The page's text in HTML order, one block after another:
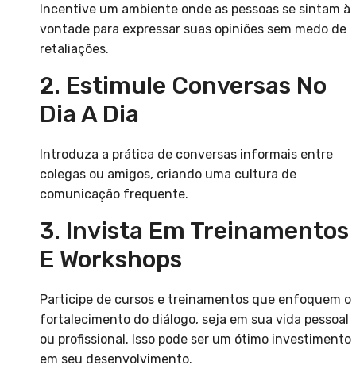
Incentive um ambiente onde as pessoas se sintam à
vontade para expressar suas opiniões sem medo de
retaliações.
2. Estimule Conversas No
Dia A Dia
Introduza a prática de conversas informais entre
colegas ou amigos, criando uma cultura de
comunicação frequente.
3. Invista Em Treinamentos
E Workshops
Participe de cursos e treinamentos que enfoquem o
fortalecimento do diálogo, seja em sua vida pessoal
ou profissional. Isso pode ser um ótimo investimento
em seu desenvolvimento.